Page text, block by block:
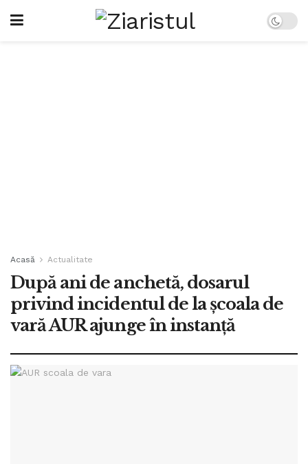
Acasă Actualitate
După ani de anchetă, dosarul
privind incidentul de la școala de
vară AUR ajunge în instanță